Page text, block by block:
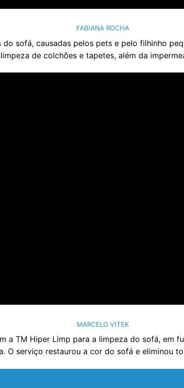
FABIANA ROCHA
sofá, causadas pelos pets e pelo filhinho
de colchões e tapetes, além da
MARCELO VITEK
a TM Hiper Limp para a limpeza do sofá, em
O serviço restaurou a cor do sofá e eliminou